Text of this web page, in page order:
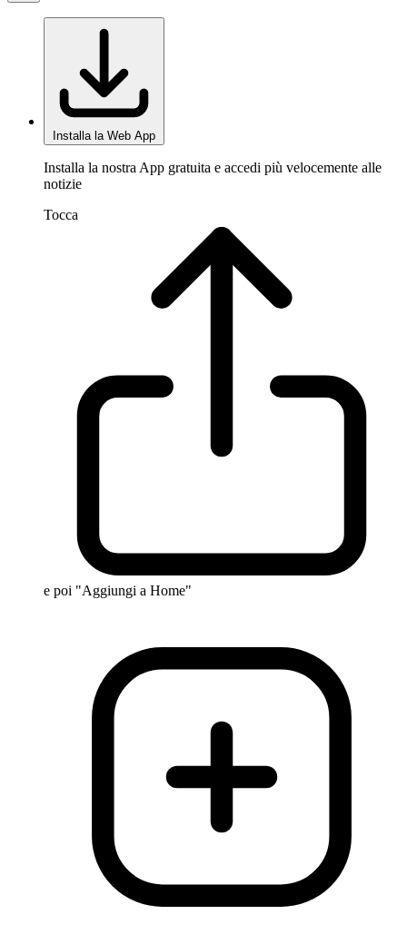
Installa la Web App
Installa la nostra App gratuita e accedi più velocemente alle
notizie
Tocca
e poi "Aggiungi a Home"